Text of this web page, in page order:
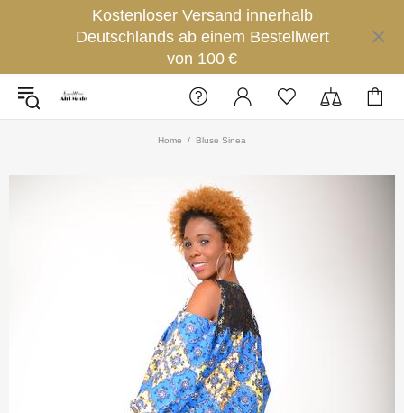
Kostenloser Versand innerhalb
Deutschlands ab einem Bestellwert
von 100 €
Home Bluse Sinea